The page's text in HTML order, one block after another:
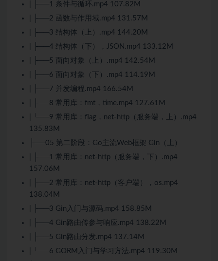
| ├──1 条件与循环.mp4 107.82M
| ├──2 函数与作用域.mp4 131.57M
| ├──3 结构体（上）.mp4 144.20M
| ├──4 结构体（下），JSON.mp4 133.12M
| ├──5 面向对象（上）.mp4 142.54M
| ├──6 面向对象（下）.mp4 114.19M
| ├──7 并发编程.mp4 166.54M
| ├──8 常用库：fmt，time.mp4 127.61M
| └──9 常用库：flag，net-http（服务端，上）.mp4
135.83M
├──05 第二阶段：Go主流Web框架 Gin（上）
| ├──1 常用库：net-http（服务端，下）.mp4
157.06M
| ├──2 常用库：net-http（客户端），os.mp4
138.04M
| ├──3 Gin入门与源码.mp4 158.85M
| ├──4 Gin路由传参与响应.mp4 138.22M
| ├──5 Gin路由分发.mp4 137.14M
| └──6 GORM入门与学习方法.mp4 119.30M